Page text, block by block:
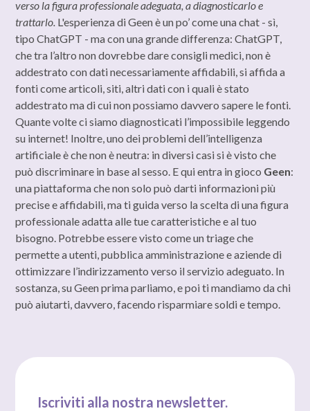
verso la figura professionale adeguata, a diagnosticarlo e
trattarlo. L'esperienza di Geen è un po’ come una chat - sì,
tipo ChatGPT - ma con una grande differenza: ChatGPT,
che tra l’altro non dovrebbe dare consigli medici, non è
addestrato con dati necessariamente affidabili, si affida a
fonti come articoli, siti, altri dati con i quali è stato
addestrato ma di cui non possiamo davvero sapere le fonti.
Quante volte ci siamo diagnosticati l’impossibile leggendo
su internet! Inoltre, uno dei problemi dell’intelligenza
artificiale è che non è neutra: in diversi casi si è visto che
può discriminare in base al sesso. E qui entra in gioco Geen:
una piattaforma che non solo può darti informazioni più
precise e affidabili, ma ti guida verso la scelta di una figura
professionale adatta alle tue caratteristiche e al tuo
bisogno. Potrebbe essere visto come un triage che
permette a utenti, pubblica amministrazione e aziende di
ottimizzare l’indirizzamento verso il servizio adeguato. In
sostanza, su Geen prima parliamo, e poi ti mandiamo da chi
può aiutarti, davvero, facendo risparmiare soldi e tempo.
Iscriviti alla nostra newsletter.